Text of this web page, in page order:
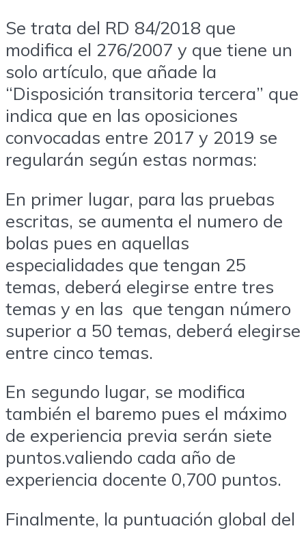
Se trata del RD 84/2018 que
modifica el 276/2007 y que tiene un
solo artículo, que añade la
“Disposición transitoria tercera” que
indica que en las oposiciones
convocadas entre 2017 y 2019 se
regularán según estas normas:
En primer lugar, para las pruebas
escritas, se aumenta el numero de
bolas pues en aquellas
especialidades que tengan 25
temas, deberá elegirse entre tres
temas y en las que tengan número
superior a 50 temas, deberá elegirse
entre cinco temas.
En segundo lugar, se modifica
también el baremo pues el máximo
de experiencia previa serán siete
puntos.valiendo cada año de
experiencia docente 0,700 puntos.
Finalmente, la puntuación global del